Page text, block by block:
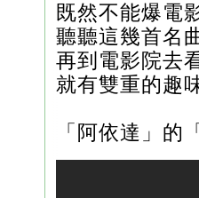
既然不能爆電
聽聽這幾首名
再到電影院去
就有雙重的趣
「阿依達」的